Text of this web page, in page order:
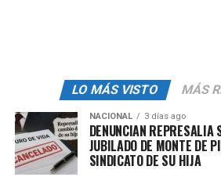
aguas residuales, el mal manejo de
urbanos y en términos de
bióxido de carbonoque es de los
que más gases emiten, son la
el transporte”, dijo.
LO MÁS VISTO MÁS
NACIONAL 3 días ago
DENUNCIAN REPRESALIA
JUBILADO DE MONTE DE
SINDICATO DE SU HIJA